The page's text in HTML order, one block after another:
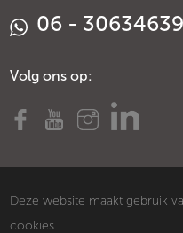
06 - 30634639
Volg ons op:
Deze website maakt gebruik
cookies.